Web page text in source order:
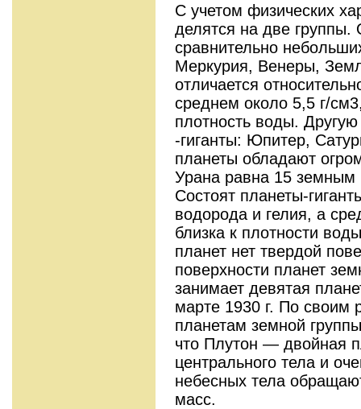
С учетом физических
делятся на две группы.
сравнительно
Меркурия, Венеры,
отличается
среднем около 5,5 г/
плотность воды.
-гиганты: Юпитер,
планеты обладают
Урана равна 15
Состоят планеты-
водорода и гелия, а
близка к плотности
планет нет твердой
поверхности планет
занимает девятая
марте 1930 г. По своим
планетам земной
что Плутон — двойная
центрального тела и
небесных тела
масс.